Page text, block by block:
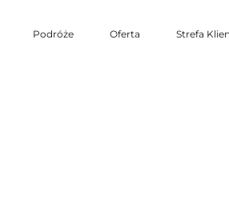
Podróże Oferta Strefa